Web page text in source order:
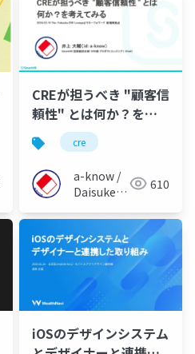
CREが担うべき "顧客信
頼性" とは何か？を考
えてみる
cre
a-know /
Daisuke
610
iOSのデザインシステム